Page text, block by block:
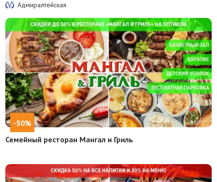
Адмиралтейская
-50%
Семейный ресторан Мангал и Гриль